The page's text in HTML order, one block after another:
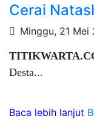
Cerai
Minggu, 21 Mei
Desta...
Baca lebih lanjut